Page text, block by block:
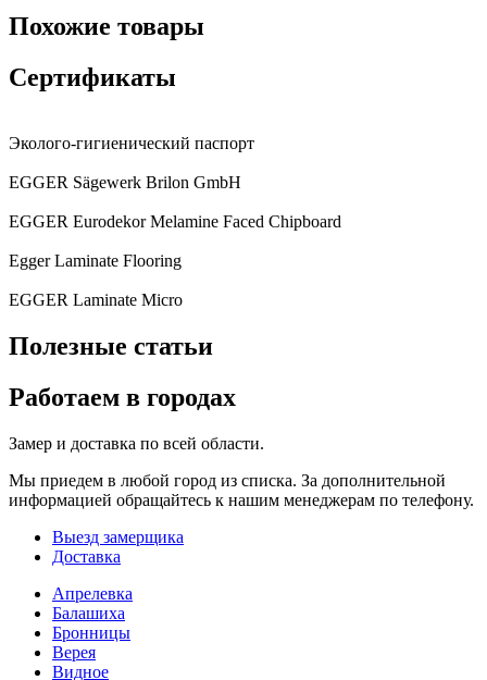
Похожие товары
Сертификаты
Эколого-гигиенический паспорт
EGGER Sägewerk Brilon GmbH
EGGER Eurodekor Melamine Faced Chipboard
Egger Laminate Flooring
EGGER Laminate Micro
Полезные статьи
Работаем в городах
Замер и доставка по всей области.
Мы приедем в любой город из списка. За дополнительной
информацией обращайтесь к нашим менеджерам по телефону.
Выезд замерщика
Доставка
Апрелевка
Балашиха
Бронницы
Верея
Видное